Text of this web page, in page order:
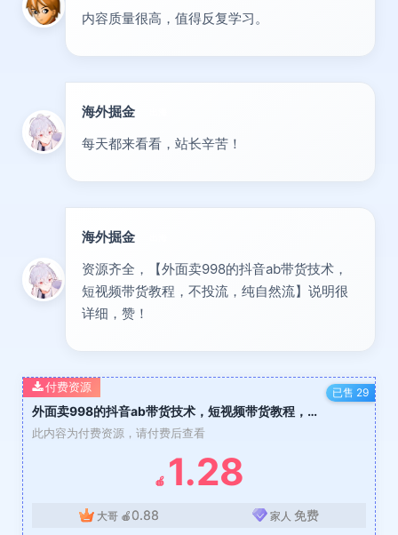
内容质量很高，值得反复学习。
海外掘金
每天都来看看，站长辛苦！
海外掘金
资源齐全，【外面卖998的抖音ab带货技术，
短视频带货教程，不投流，纯自然流】说明很
详细，赞！
外面卖998的抖音ab带货技术，短视频带货教程，不投流，纯自然流
此内容为付费资源，请付费后查看
🍎 1.28
大哥 🍎0.88 家人 免费
付费资源 已售 29